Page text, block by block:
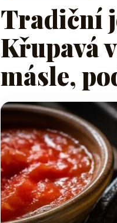
Tradiční
Křupavá
másle,